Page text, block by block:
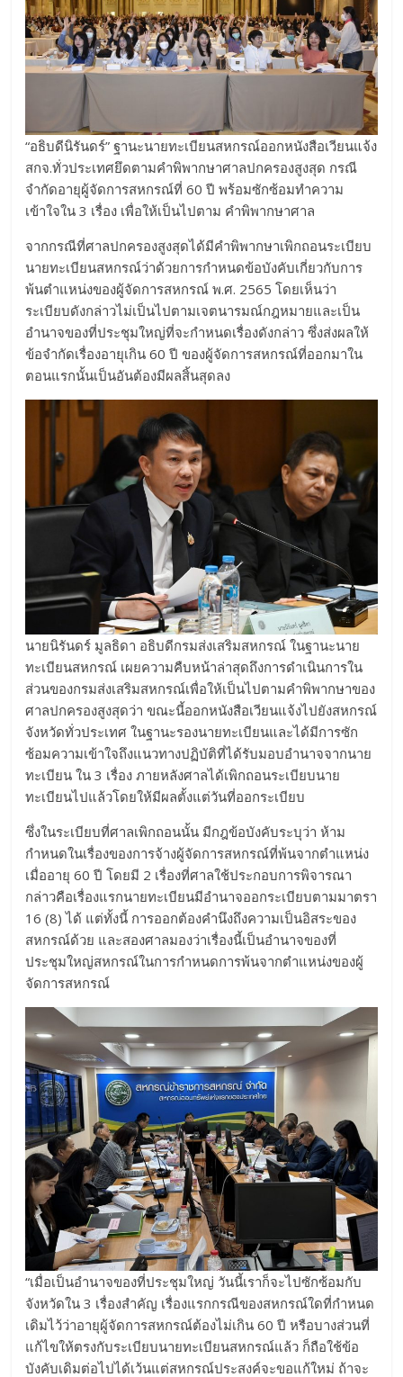
“อธิบดีนิรันดร์” ฐานะนายทะเบียนสหกรณ์ออกหนังสือเวียนแจ้ง
สกจ.ทั่วประเทศยึดตามคำพิพากษาศาลปกครองสูงสุด กรณี
จำกัดอายุผู้จัดการสหกรณ์ที่ 60 ปี พร้อมซักซ้อมทำความ
เข้าใจใน 3 เรื่อง เพื่อให้เป็นไปตาม คำพิพากษาศาล
จากกรณีที่ศาลปกครองสูงสุดได้มีคำพิพากษาเพิกถอนระเบียบ
นายทะเบียนสหกรณ์ว่าด้วยการกำหนดข้อบังคับเกี่ยวกับการ
พ้นตำแหน่งของผู้จัดการสหกรณ์ พ.ศ. 2565 โดยเห็นว่า
ระเบียบดังกล่าวไม่เป็นไปตามเจตนารมณ์กฎหมายและเป็น
อำนาจของที่ประชุมใหญ่ที่จะกำหนดเรื่องดังกล่าว ซึ่งส่งผลให้
ข้อจำกัดเรื่องอายุเกิน 60 ปี ของผู้จัดการสหกรณ์ที่ออกมาใน
ตอนแรกนั้นเป็นอันต้องมีผลสิ้นสุดลง
นายนิรันดร์ มูลธิดา อธิบดีกรมส่งเสริมสหกรณ์ ในฐานะนาย
ทะเบียนสหกรณ์ เผยความคืบหน้าล่าสุดถึงการดำเนินการใน
ส่วนของกรมส่งเสริมสหกรณ์เพื่อให้เป็นไปตามคำพิพากษาของ
ศาลปกครองสูงสุดว่า ขณะนี้ออกหนังสือเวียนแจ้งไปยังสหกรณ์
จังหวัดทั่วประเทศ ในฐานะรองนายทะเบียนและได้มีการซัก
ซ้อมความเข้าใจถึงแนวทางปฏิบัติที่ได้รับมอบอำนาจจากนาย
ทะเบียน ใน 3 เรื่อง ภายหลังศาลได้เพิกถอนระเบียบนาย
ทะเบียนไปแล้วโดยให้มีผลตั้งแต่วันที่ออกระเบียบ
ซึ่งในระเบียบที่ศาลเพิกถอนนั้น มีกฎข้อบังคับระบุว่า ห้าม
กำหนดในเรื่องของการจ้างผู้จัดการสหกรณ์ที่พ้นจากตำแหน่ง
เมื่ออายุ 60 ปี โดยมี 2 เรื่องที่ศาลใช้ประกอบการพิจารณา
กล่าวคือเรื่องแรกนายทะเบียนมีอำนาจออกระเบียบตามมาตรา
16 (8) ได้ แต่ทั้งนี้ การออกต้องคำนึงถึงความเป็นอิสระของ
สหกรณ์ด้วย และสองศาลมองว่าเรื่องนี้เป็นอำนาจของที่
ประชุมใหญ่สหกรณ์ในการกำหนดการพ้นจากตำแหน่งของผู้
จัดการสหกรณ์
“เมื่อเป็นอำนาจของที่ประชุมใหญ่ วันนี้เราก็จะไปซักซ้อมกับ
จังหวัดใน 3 เรื่องสำคัญ เรื่องแรกกรณีของสหกรณ์ใดที่กำหนด
เดิมไว้ว่าอายุผู้จัดการสหกรณ์ต้องไม่เกิน 60 ปี หรือบางส่วนที่
แก้ไขให้ตรงกับระเบียบนายทะเบียนสหกรณ์แล้ว ก็ถือใช้ข้อ
บังคับเดิมต่อไปได้เว้นแต่สหกรณ์ประสงค์จะขอแก้ใหม่ ถ้าจะ